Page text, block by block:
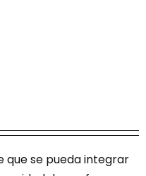
que se pueda integrar